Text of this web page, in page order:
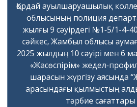
Қордай ауылшаруашылық
облысының полиция
жылғы 9 сәуірдегі №1-5/1-4-
сәйкес, Жамбыл облысы
2025 жылдың 10 сәуірі мен 6
«Жасөспірім» жедел-
шарасын жүргізу аясында
арасындағы қылмыстың
тәрбие сағаттары